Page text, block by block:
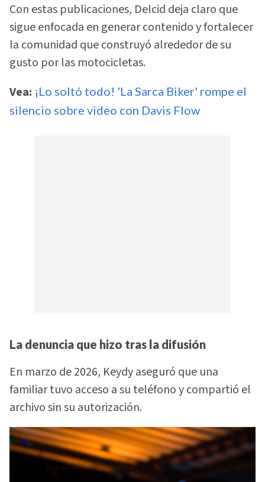
Con estas publicaciones, Delcid deja claro que
sigue enfocada en generar contenido y fortalecer
la comunidad que construyó alrededor de su
gusto por las motocicletas.
Vea: ¡Lo soltó todo! 'La Sarca Biker' rompe el
silencio sobre video con Davis Flow
La denuncia que hizo tras la difusión
En marzo de 2026, Keydy aseguró que una
familiar tuvo acceso a su teléfono y compartió el
archivo sin su autorización.